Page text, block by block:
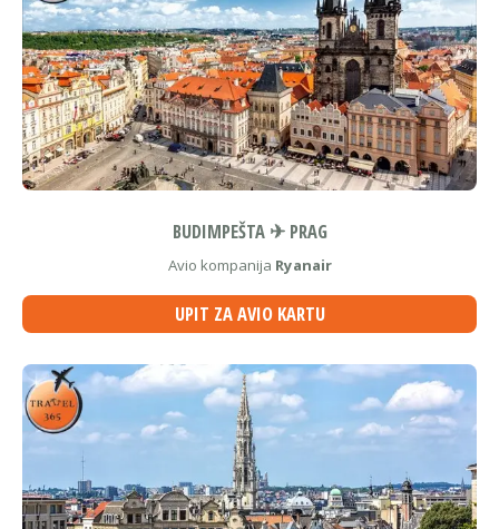
BUDIMPEŠTA ✈ PRAG
Avio kompanija Ryanair
UPIT ZA AVIO KARTU